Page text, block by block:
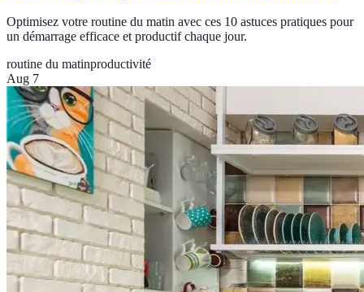
Optimisez votre routine du matin avec ces 10 astuces pratiques pour
un démarrage efficace et productif chaque jour.
routine du matinproductivité
Aug 7